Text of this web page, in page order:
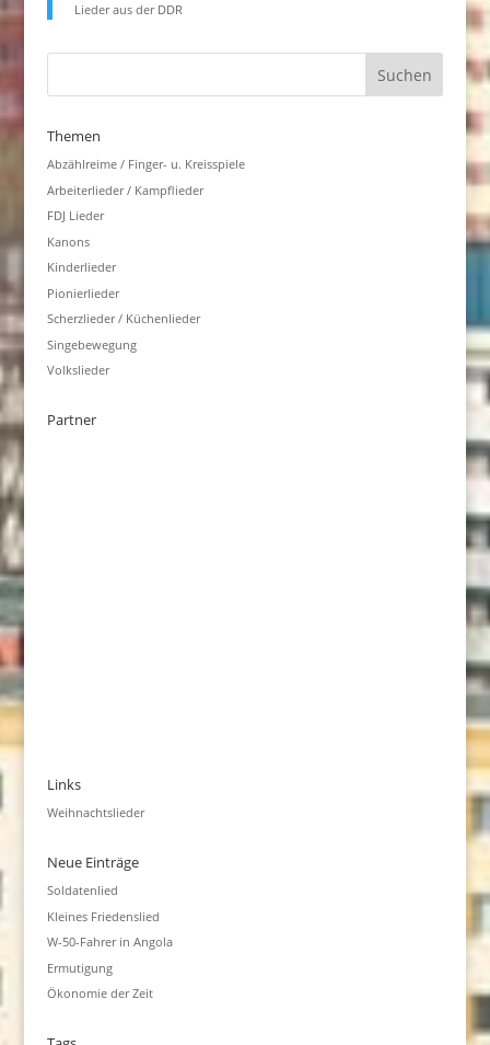
Lieder aus der DDR
Themen
Abzählreime / Finger- u. Kreisspiele
Arbeiterlieder / Kampflieder
FDJ Lieder
Kanons
Kinderlieder
Pionierlieder
Scherzlieder / Küchenlieder
Singebewegung
Volkslieder
Partner
Links
Weihnachtslieder
Neue Einträge
Soldatenlied
Kleines Friedenslied
W-50-Fahrer in Angola
Ermutigung
Ökonomie der Zeit